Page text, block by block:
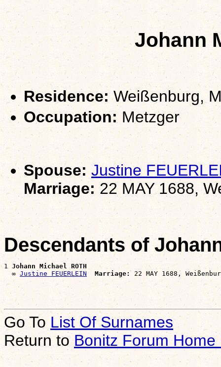
Johann
Residence: Weißenburg,
Occupation: Metzger
Spouse: Justine
Marriage: 22 MAY 1688,
Descendants of
1 Johann Michael ROTH
  ∞
Justine FEUERLEIN Marriage:
Go To List Of Surnames
Return toBonitz Forum Home